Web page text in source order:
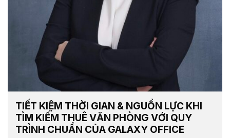
TIẾT KIỆM THỜI GIAN & NGUỒN LỰC KHI
TÌM KIẾM THUÊ VĂN PHÒNG VỚI QUY
TRÌNH CHUẨN CỦA GALAXY OFFICE